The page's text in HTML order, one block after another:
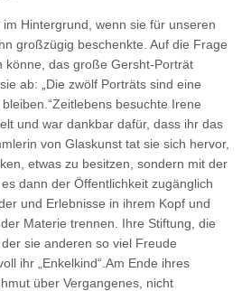
Hintergrund, wenn sie für unseren
großzügig beschenkte. Auf die Frage
könne, das große Gersht-Porträt
ab: „Die zwölf Porträts sind eine
besuchte Irene
und war dankbar dafür, dass ihr das
von Glaskunst tat sie sich hervor,
etwas zu besitzen, sondern mit der
dann der Öffentlichkeit zugänglich
und Erlebnisse in ihrem Kopf und
Materie trennen. Ihre Stiftung, die
sie anderen so viel Freude
ihr „Enkelkind“.Am Ende ihres
über Vergangenes, nicht